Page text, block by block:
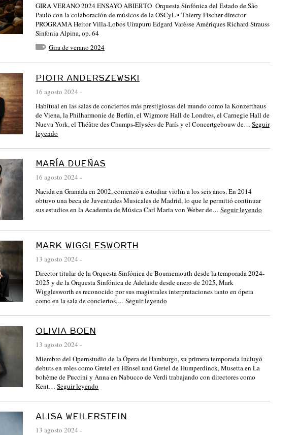
GIRA VERANO 2024 ENSAYO ABIERTO Orquesta Sinfónica del Estado de Sâo
Paulo con la colaboración de músicos de la OSCyL • Thierry Fischer director
PROGRAMA Heitor Villa-Lobos Uirapuru Edgard Varèsse Amériques Richard Strauss
Sinfonia Alpina, op. 64
Gira de verano 2024
PIOTR ANDERSZEWSKI
16 agosto 2024 -
Habitual en las salas de conciertos más prestigiosas del mundo como la Konzerthaus
de Viena, la Philharmonie de Berlín, el Wigmore Hall de Londres, el Carnegie Hall de
Nueva York, el Théâtre des Champs-Elysées de París y el Concertgebouw de… Seguir
leyendo
MARÍA DUEÑAS
16 agosto 2024 -
Nacida en Granada en 2002, comenzó a estudiar violín a los seis años. En 2014
obtuvo una beca de Juventudes Musicales de Madrid, lo que le permitió continuar
sus estudios en la Academia de Música Carl Maria von Weber de… Seguir leyendo
MARK WIGGLESWORTH
13 agosto 2024 -
Director titular de la Orquesta Sinfónica de Bournemouth desde la temporada 2024-
2025 y de la Orquesta Sinfónica de Adelaide desde enero de 2025, Mark
Wigglesworth es reconocido por sus magistrales interpretaciones tanto en ópera
como en la sala de conciertos.… Seguir leyendo
OLIVIA BOEN
13 agosto 2024 -
Miembro del Opernstudio de la Ópera de Hamburgo, su primera temporada incluyó
debuts en roles como Gretel en Hänsel und Gretel de Humperdinck, Musetta en La
bohème de Puccini y Anna en Nabucco de Verdi trabajando con directores como
Kent… Seguir leyendo
ALISA WEILERSTEIN
13 agosto 2024 -